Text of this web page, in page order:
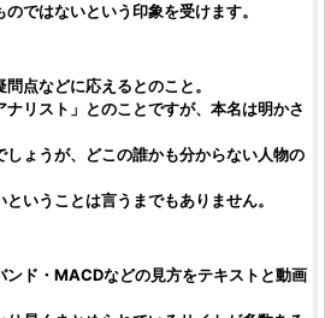
ではないという印象を受けます。
点などに応えるとのこと。
リスト」とのことですが、本名は明かさ
ょうが、どこの誰かも分からない人物の
いうことは言うまでもありません。
ンド・MACDなどの見方をテキストと動画